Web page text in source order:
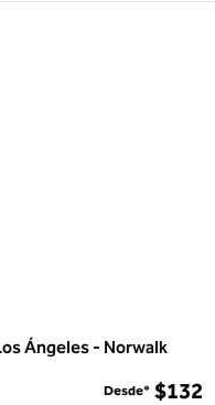
Ángeles - Norwalk
Desde* $132